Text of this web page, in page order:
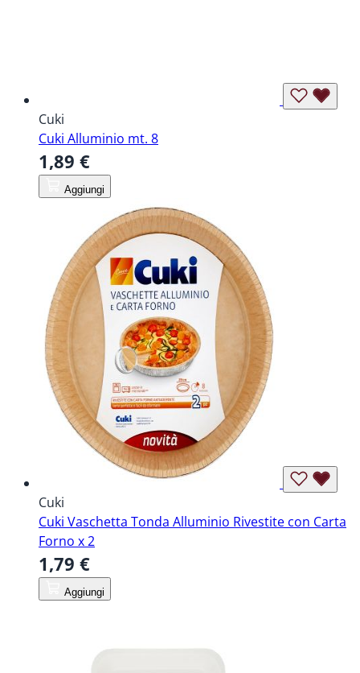
Cuki
Cuki Alluminio mt. 8
1,89 €
Aggiungi
Cuki
Cuki Vaschetta Tonda Alluminio Rivestite con Carta
Forno x 2
1,79 €
Aggiungi